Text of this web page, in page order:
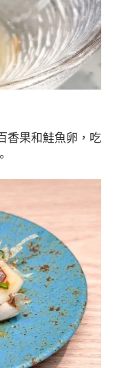
香果和鮭魚卵，吃